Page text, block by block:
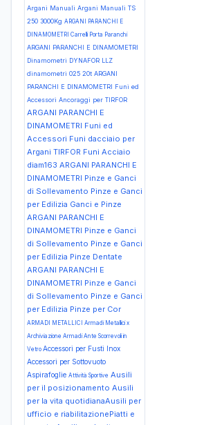
Argani Manuali Argani Manuali TS
250 3000Kg ARGANI PARANCHI E
DINAMOMETRI Carrelli Porta Paranchi
ARGANI PARANCHI E DINAMOMETRI
Dinamometri DYNAFOR LLZ
dinamometri 025 20t ARGANI
PARANCHI E DINAMOMETRI Funi ed
Accessori Ancoraggi per TIRFOR
ARGANI PARANCHI E
DINAMOMETRI Funi ed
Accessori Funi dacciaio per
Argani TIRFOR Funi Acciaio
diam163 ARGANI PARANCHI E
DINAMOMETRI Pinze e Ganci
di Sollevamento Pinze e Ganci
per Edilizia Ganci e Pinze
ARGANI PARANCHI E
DINAMOMETRI Pinze e Ganci
di Sollevamento Pinze e Ganci
per Edilizia Pinze Dentate
ARGANI PARANCHI E
DINAMOMETRI Pinze e Ganci
di Sollevamento Pinze e Ganci
per Edilizia Pinze per Cor
ARMADI METALLICI Armadi Metallici x
Archiviazione Armadi Ante Scorrevoli in
Vetro Accessori per Fusti Inox
Accessori per Sottovuoto
Aspirafoglie Attività Sportive Ausili
per il posizionamento Ausili
per la vita quotidianaAusili per
ufficio e riabilitazionePiatti e